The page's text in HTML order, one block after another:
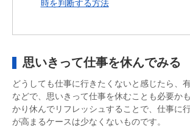
時を判断する方法
思いきって仕事を休んでみる
どうしても仕事に行きたくないと感じたら、
などで、思いきって仕事を休むことも必要か
かり休んでリフレッシュすることで、仕事に
が高まるケースは少なくないものです。